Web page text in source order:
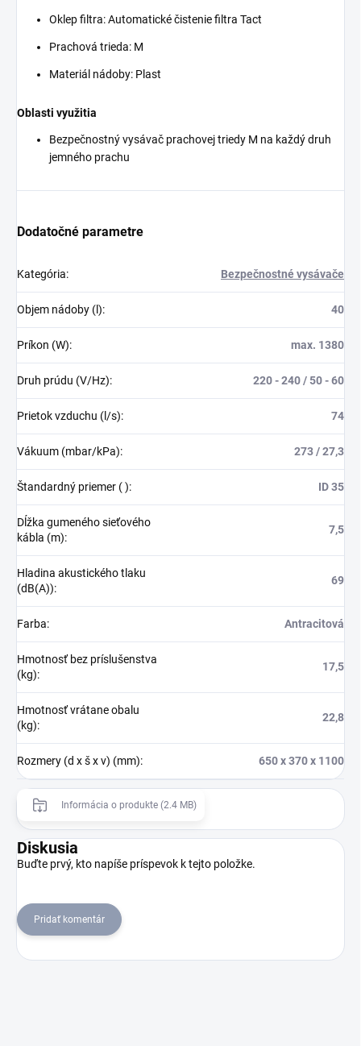
Oklep filtra: Automatické čistenie filtra Tact
Prachová trieda: M
Materiál nádoby: Plast
Oblasti využitia
Bezpečnostný vysávač prachovej triedy M na každý druh
jemného prachu
Dodatočné parametre
Kategória: Bezpečnostné vysávače
Objem nádoby (l): 40
Príkon (W): max. 1380
Druh prúdu (V/Hz): 220 - 240 / 50 - 60
Prietok vzduchu (l/s): 74
Vákuum (mbar/kPa): 273 / 27,3
Štandardný priemer ( ): ID 35
Dĺžka gumeného sieťového
kábla (m):
7,5
Hladina akustického tlaku
(dB(A)):
69
Farba: Antracitová
Hmotnosť bez príslušenstva
(kg):
17,5
Hmotnosť vrátane obalu
(kg):
22,8
Rozmery (d x š x v) (mm): 650 x 370 x 1100
Informácia o produkte (2.4 MB)
Diskusia
Buďte prvý, kto napíše príspevok k tejto položke.
Pridať komentár